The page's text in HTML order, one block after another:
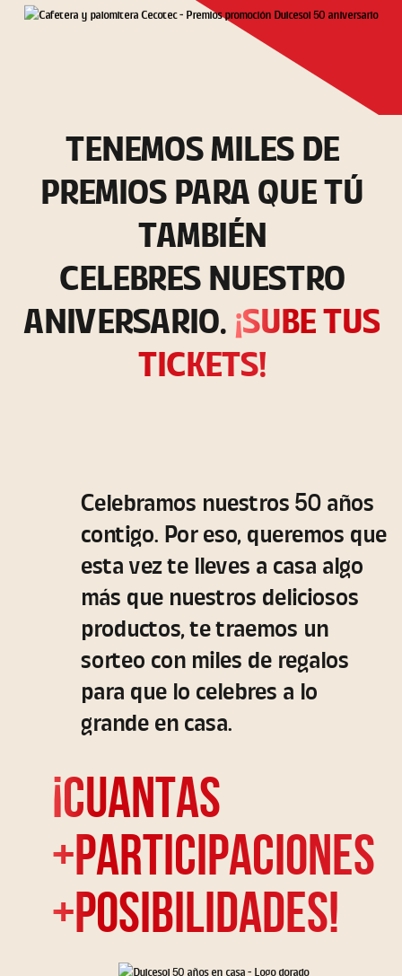
TENEMOS MILES DE
PREMIOS PARA QUE TÚ
TAMBIÉN
CELEBRES NUESTRO
ANIVERSARIO. ¡SUBE TUS
TICKETS!
Celebramos nuestros 50 años
contigo. Por eso, queremos que
esta vez te lleves a casa algo
más que nuestros deliciosos
productos, te traemos un
sorteo con miles de regalos
para que lo celebres a lo
grande en casa.
¡CUANTAS
+PARTICIPACIONES
+POSIBILIDADES!